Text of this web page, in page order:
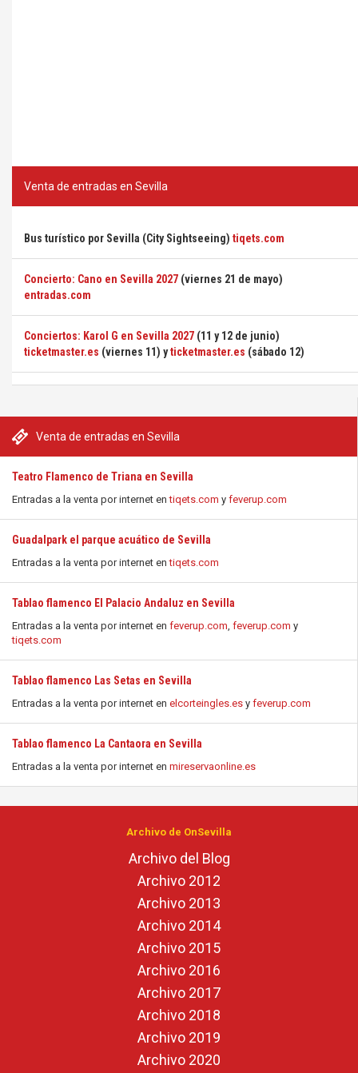
Venta de entradas en Sevilla
Teatro Flamenco de Triana en Sevilla
Entradas a la venta por internet entiqets.com y feverup.com
Guadalpark el parque acuático de Sevilla
Entradas a la venta por internet entiqets.com
Tablao flamenco El Palacio Andaluz en Sevilla
Entradas a la venta por internet en feverup.com, feverup.com y
tiqets.com
Tablao flamenco Las Setas en Sevilla
Entradas a la venta por internet en elcorteingles.es y feverup.com
Tablao flamenco La Cantaora en Sevilla
Entradas a la venta por internet en mireservaonline.es
Venta de entradas en Sevilla
Bus turístico por Sevilla (City Sightseeing) tiqets.com
Concierto: Cano en Sevilla 2027 (viernes 21 de mayo)
entradas.com
Conciertos: Karol G en Sevilla 2027 (11 y 12 de junio)
ticketmaster.es (viernes 11) yticketmaster.es (sábado 12)
Archivo de OnSevilla
Archivo del Blog
Archivo 2012
Archivo 2013
Archivo 2014
Archivo 2015
Archivo 2016
Archivo 2017
Archivo 2018
Archivo 2019
Archivo 2020